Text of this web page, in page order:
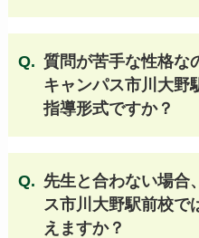
日本大学豊山高等
専修大学附属高等学
京華高等学校
東
実践学園高等学校
駒澤大学高等学校
日
大東文化大学第一高等学校
質問が苦手な性格な
キャンパス市川大野
指導形式ですか？
先生と合わない場合
ス市川大野駅前校で
えますか？